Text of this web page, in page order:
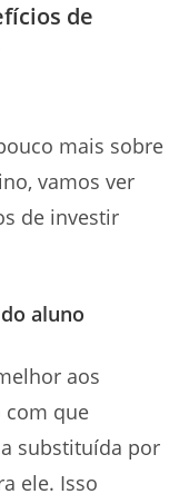
de
mais sobre
vamos ver
de investir
aluno
aos
com que
substituída por
ele. Isso